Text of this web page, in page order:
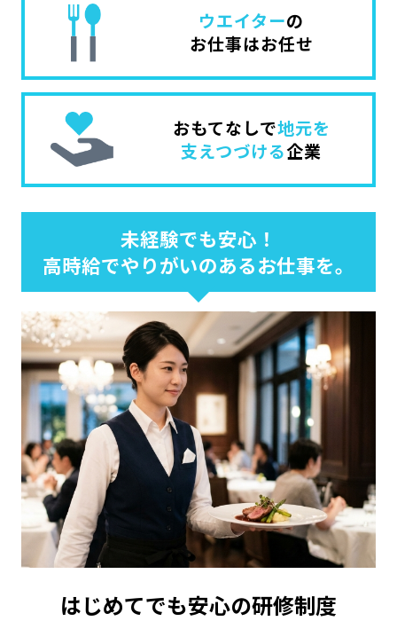
ウエイターの
お仕事はお任せ
おもてなしで地元を
支えつづける企業
未経験でも安心！
高時給でやりがいのあるお仕事を。
はじめてでも安心の研修制度